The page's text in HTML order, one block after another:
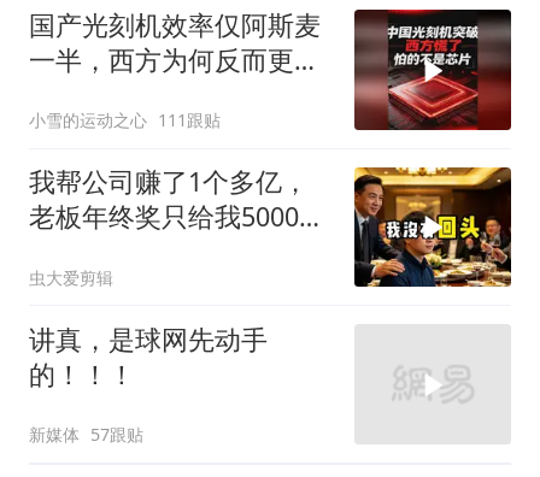
国产光刻机效率仅阿斯麦
一半，西方为何反而更
小雪的运动之心 111跟贴
我帮公司赚了1个多亿，
老板年终奖只给我5000
虫大爱剪辑
讲真，是球网先动手
的！！！
新媒体 57跟贴